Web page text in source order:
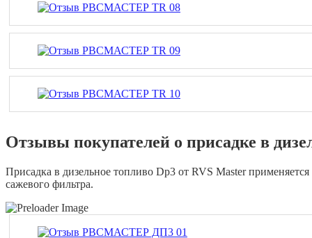
Отзывы покупателей о присадке в
Присадка в дизельное топливо Dp3 от RVS Master
сажевого фильтра.